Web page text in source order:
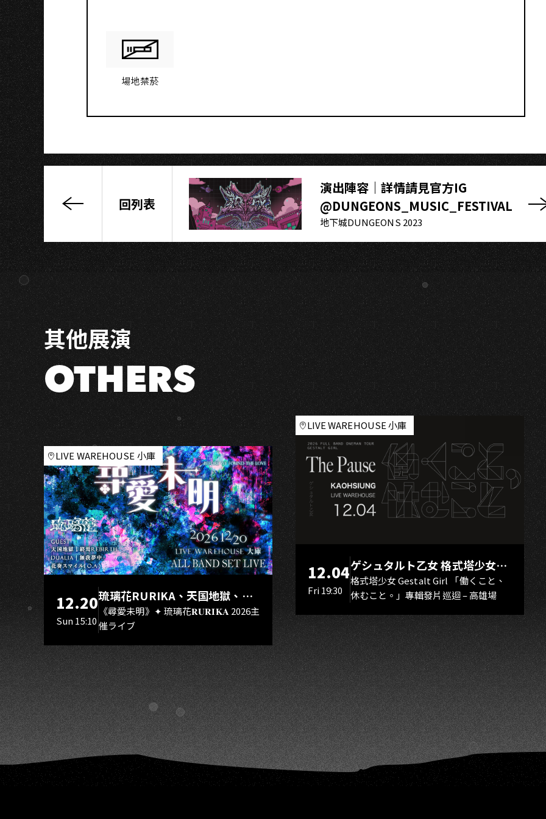
場地禁菸
青
春
–
音
樂
產
業
交
流
會
回列表
演出陣容｜詳情請見官方IG
@DUNGEONS_MUSIC_FESTIVAL
地下城DUNGEONS 2023
其他展演
OTHERS
LIVE WAREHOUSE 小庫
12.20
Sun 15:10
琉璃花RURIKA、天国地獄、終
焉Rebirth、DUALIA、無我夢
中、花奏スマイル（O.A.）
《尋愛未明》✦ 琉璃花𝐑𝐔𝐑𝐈𝐊𝐀 2026主
催ライブ
LIVE WAREHOUSE 小庫
12.04
Fri 19:30
ゲシュタルト乙女 格式塔少女
Gestalt Girl
格式塔少女 Gestalt Girl 「働くこと、
休むこと。」專輯發片巡迴 – 高雄場